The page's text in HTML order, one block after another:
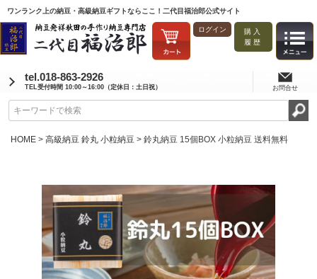
ワンランク上の納豆・高級納豆ギフトならここ！二代目福治郎公式サイト
ログイン
購入
履歴
tel.018-863-2926
TEL受付時間 10:00～16:00（定休日：土日祝） お問合せ
HOME 高級納豆 鈴丸 小粒納豆 鈴丸納豆 15個BOX 小粒納豆 送料無料